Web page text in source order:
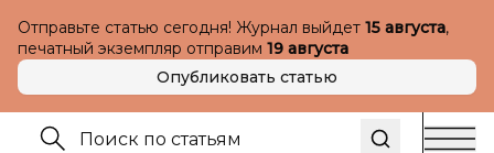
Отправьте статью сегодня! Журнал выйдет 15 августа,
печатный экземпляр отправим 19 августа
Опубликовать статью